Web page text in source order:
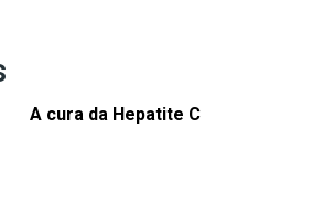
A cura da Hepatite C